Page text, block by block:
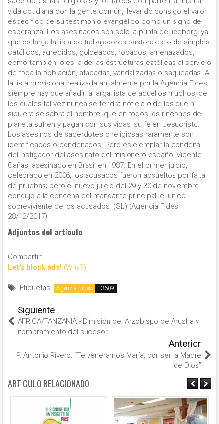
vida cotidiana con la gente común, llevando consigo el valor
específico de su testimonio evangélico como un signo de
esperanza. Los asesinados son solo la punta del iceberg, ya
que es larga la lista de trabajadores pastorales, o de simples
católicos, agredidos, golpeados, robados, amenazados,
como también lo es la de las estructuras católicas al servicio
de toda la población, atacadas, vandalizadas o saqueadas. A
la lista provisional realizada anualmente por la Agencia Fides,
siempre hay que añadir la larga lista de aquellos muchos, de
los cuales tal vez nunca se tendrá noticia o de los que ni
siquiera se sabrá el nombre, que en todos los rincones del
planeta sufren y pagan con sus vidas, su fe en Jesucristo.
Los asesinos de sacerdotes o religiosas raramente son
identificados o condenados. Pero es ejemplar la condena
del instigador del asesinato del misionero español Vicente
Cañas, asesinado en Brasil en 1987. En el primer juicio,
celebrado en 2006, los acusados fueron absueltos por falta
de pruebas; pero el nuevo juicio del 29 y 30 de noviembre
condujo a la condena del mandante principal, el único
sobreviviente de los acusados. (SL) (Agencia Fides
28/12/2017)
Adjuntos del artículo
Compartir:
Let's block ads! (Why?)
Etiquetas: Agenzia Fides
Siguiente
ÁFRICA/TANZANIA - Dimisión del Arzobispo de Arusha y
nombramiento del sucesor
Anterior
P. Antonio Rivero: “Te veneramos María, por ser la Madre
de Dios”
ARTICULO RELACIONADO